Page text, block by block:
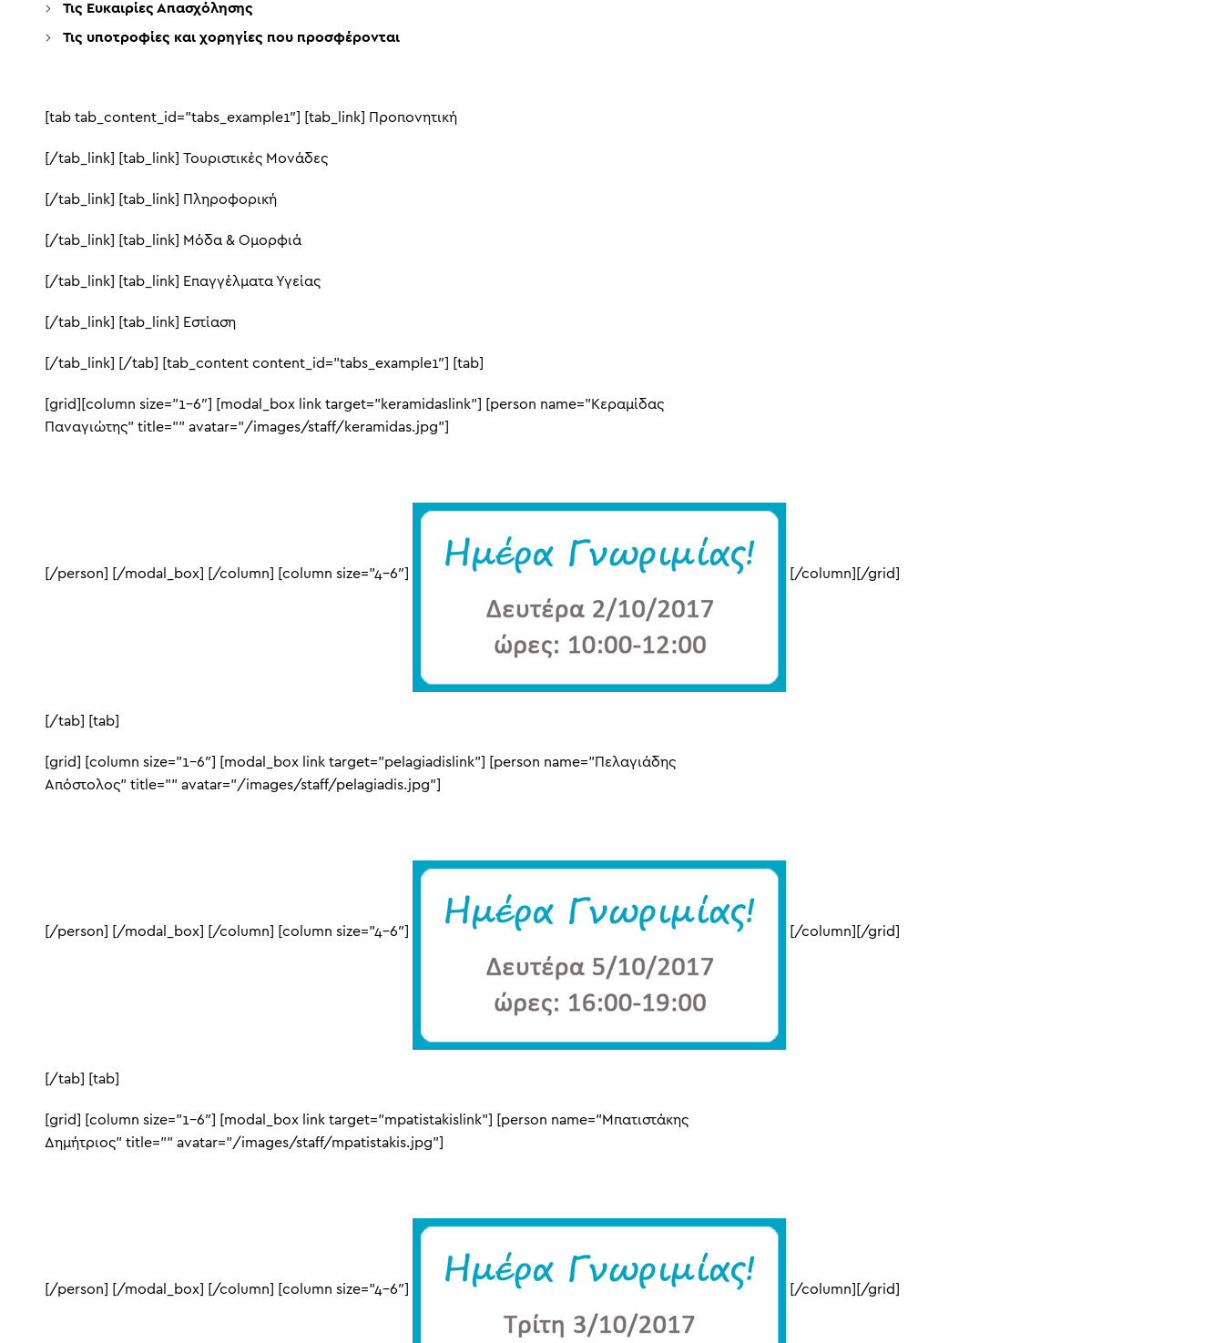
Τις Ευκαιρίες Απασχόλησης
Τις υποτροφίες και χορηγίες που προσφέρονται
[tab tab_content_id=”tabs_example1″] [tab_link] Προπονητική
[/tab_link] [tab_link] Τουριστικές Μονάδες
[/tab_link] [tab_link] Πληροφορική
[/tab_link] [tab_link] Μόδα & Ομορφιά
[/tab_link] [tab_link] Επαγγέλματα Υγείας
[/tab_link] [tab_link] Εστίαση
[/tab_link] [/tab] [tab_content content_id=”tabs_example1″] [tab]
[grid][column size=”1-6″] [modal_box link target=”keramidaslink”] [person name=”Κεραμίδας
Παναγιώτης” title=”” avatar=”/images/staff/keramidas.jpg”]
[/person] [/modal_box] [/column] [column size=”4-6″] [/column][/grid]
[/tab] [tab]
[grid] [column size=”1-6″] [modal_box link target=”pelagiadislink”] [person name=”Πελαγιάδης
Απόστολος” title=”” avatar=”/images/staff/pelagiadis.jpg”]
[/person] [/modal_box] [/column] [column size=”4-6″] [/column][/grid]
[/tab] [tab]
[grid] [column size=”1-6″] [modal_box link target=”mpatistakislink”] [person name=”Μπατιστάκης
Δημήτριος” title=”” avatar=”/images/staff/mpatistakis.jpg”]
[/person] [/modal_box] [/column] [column size=”4-6″] [/column][/grid]